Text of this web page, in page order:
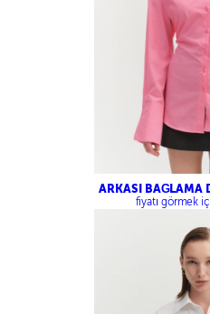
ARKASI BAĞLAMA
fiyatı görmek